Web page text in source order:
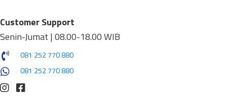
Customer Support
Senin-Jumat | 08.00-18.00 WIB
081 252 770 880
081 252 770 880